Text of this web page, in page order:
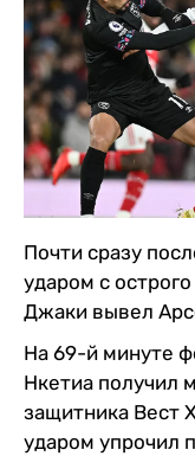
Почти сразу
ударом с
Джаки вывел
На 69-й минуте
Нкетиа получил
защитника Вест
ударом упрочил